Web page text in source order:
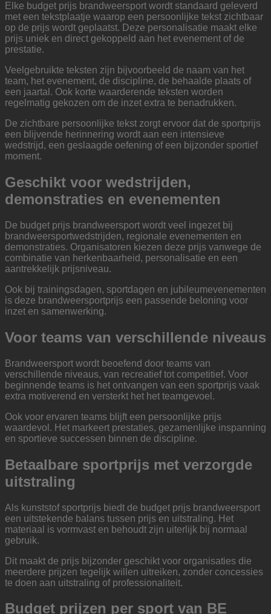
Elke budget prijs brandweersport wordt standaard geleverd
met een tekstplaatje waarop een persoonlijke tekst zichtbaar
op de prijs wordt geplaatst. Deze personalisatie maakt elke
prijs uniek en direct gekoppeld aan het evenement of de
prestatie.
Veelgebruikte teksten zijn bijvoorbeeld de naam van het
team, het evenement, de discipline, de behaalde plaats of
een jaartal. Ook korte waarderende teksten worden
regelmatig gekozen om de inzet extra te benadrukken.
De zichtbare persoonlijke tekst zorgt ervoor dat de sportprijs
een blijvende herinnering wordt aan een intensieve
wedstrijd, een geslaagde oefening of een bijzonder sportief
moment.
Geschikt voor wedstrijden,
demonstraties en evenementen
De budget prijs brandweersport wordt veel ingezet bij
brandweersportwedstrijden, regionale evenementen en
demonstraties. Organisatoren kiezen deze prijs vanwege de
combinatie van herkenbaarheid, personalisatie en een
aantrekkelijk prijsniveau.
Ook bij trainingsdagen, sportdagen en jubileumevenementen
is deze brandweersportprijs een passende beloning voor
inzet en samenwerking.
Voor teams van verschillende niveaus
Brandweersport wordt beoefend door teams van
verschillende niveaus, van recreatief tot competitief. Voor
beginnende teams is het ontvangen van een sportprijs vaak
extra motiverend en versterkt het het teamgevoel.
Ook voor ervaren teams blijft een persoonlijke prijs
waardevol. Het markeert prestaties, gezamenlijke inspanning
en sportieve successen binnen de discipline.
Betaalbare sportprijs met verzorgde
uitstraling
Als kunststof sportprijs biedt de budget prijs brandweersport
een uitstekende balans tussen prijs en uitstraling. Het
materiaal is vormvast en behoudt zijn uiterlijk bij normaal
gebruik.
Dit maakt de prijs bijzonder geschikt voor organisaties die
meerdere prijzen tegelijk willen uitreiken, zonder concessies
te doen aan uitstraling of professionaliteit.
Budget prijzen per sport van BE